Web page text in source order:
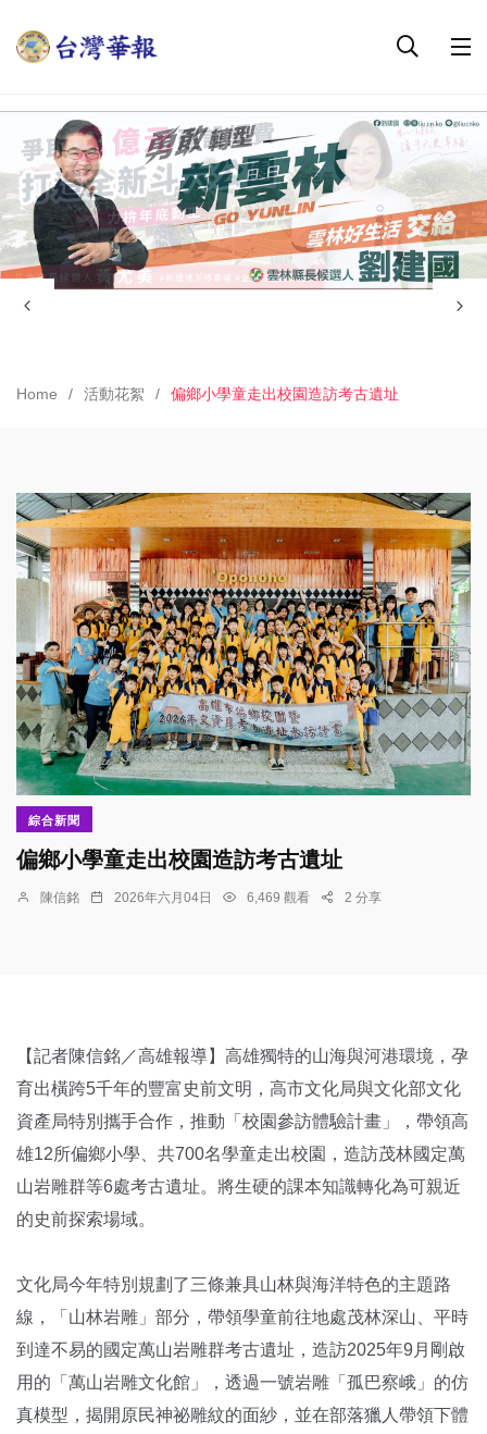
Home 活動花絮 偏鄉小學童走出校園造訪考古遺址
綜合新聞
偏鄉小學童走出校園造訪考古遺址
陳信銘 2026年六月04日 6,469 觀看 2 分享
【記者陳信銘／高雄報導】高雄獨特的山海與河港環境，孕
育出橫跨5千年的豐富史前文明，高市文化局與文化部文化
資產局特別攜手合作，推動「校園參訪體驗計畫」，帶領高
雄12所偏鄉小學、共700名學童走出校園，造訪茂林國定萬
山岩雕群等6處考古遺址。將生硬的課本知識轉化為可親近
的史前探索場域。
文化局今年特別規劃了三條兼具山林與海洋特色的主題路
線，「山林岩雕」部分，帶領學童前往地處茂林深山、平時
到達不易的國定萬山岩雕群考古遺址，造訪2025年9月剛啟
用的「萬山岩雕文化館」，透過一號岩雕「孤巴察峨」的仿
真模型，揭開原民神祕雕紋的面紗，並在部落獵人帶領下體